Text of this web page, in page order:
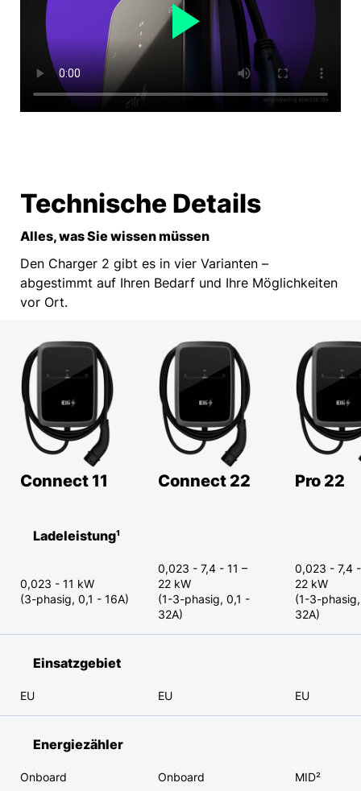
Technische Details
Alles, was Sie wissen müssen
Den Charger 2 gibt es in vier Varianten –
abgestimmt auf Ihren Bedarf und Ihre Möglichkeiten
vor Ort.
Connect 11 Connect 22 Pro 22
Ladeleistung¹
0,023 - 11 kW
(3-phasig, 0,1 - 16A)
0,023 - 7,4 - 11 –
22 kW
(1-3-phasig, 0,1 -
32A)
0,023 - 7,4
22 kW
(1-3-
32A)
Einsatzgebiet
EU EU EU
Energiezähler
Onboard Onboard MID²